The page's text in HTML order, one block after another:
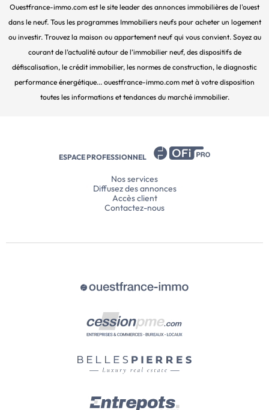
Ouestfrance-immo.com est le site leader des annonces immobilières de l'ouest
dans le neuf. Tous les programmes Immobiliers neufs pour acheter un logement
ou investir. Trouvez la maison ou appartement neuf qui vous convient. Soyez au
courant de l’actualité autour de l’immobilier neuf, des dispositifs de
défiscalisation, le crédit immobilier, les normes de construction, le diagnostic
performance énergétique... ouestfrance-immo.com met à votre disposition
toutes les informations et tendances du marché immobilier.
ESPACE PROFESSIONNEL
Nos services
Diffusez des annonces
Accès client
Contactez-nous